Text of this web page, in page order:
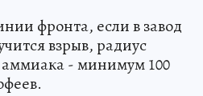
фронта, если в завод
взрыв, радиус
- минимум 100